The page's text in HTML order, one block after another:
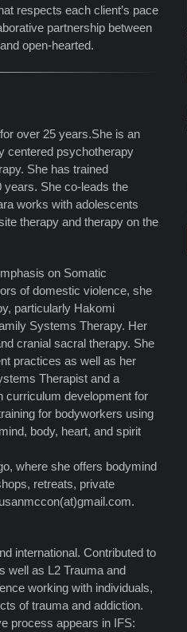
respects each client’s pace
partnership between
open-hearted.
over 25 years.She is an
centered psychotherapy
She has trained
years. She co-leads the
works with adolescents
therapy and therapy on the
on Somatic
of domestic violence, she
particularly Hakomi
Systems Therapy. Her
cranial sacral therapy. She
practices as well as her
Therapist and a
curriculum development for
for bodyworkers using
body, heart, and spirit
where she offers bodymind
retreats, private
international. Contributed to
well as L2 Trauma and
working with individuals,
of trauma and addiction.
process appears in IFS: